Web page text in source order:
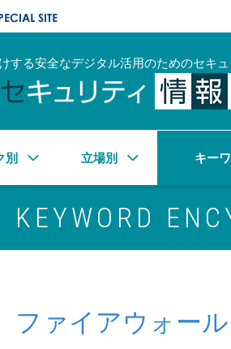
ーケティングジャパン株式会社
する安全なデジタル活用のためのセキ
別 立場別 キー
KEYWORD
ファイアウォール